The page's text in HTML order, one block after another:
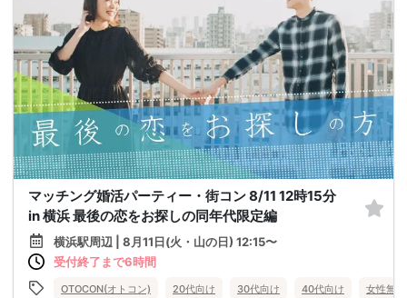
マッチング婚活パーティー・街コン 8/11 12時15分
in 横浜 最後の恋をお探しの同年代限定編
横浜駅周辺 | 8月11日(火・山の日) 12:15〜
受付終了まで6時間
OTOCON(オトコン) 20代向け 30代向け 40代向け 女性無料